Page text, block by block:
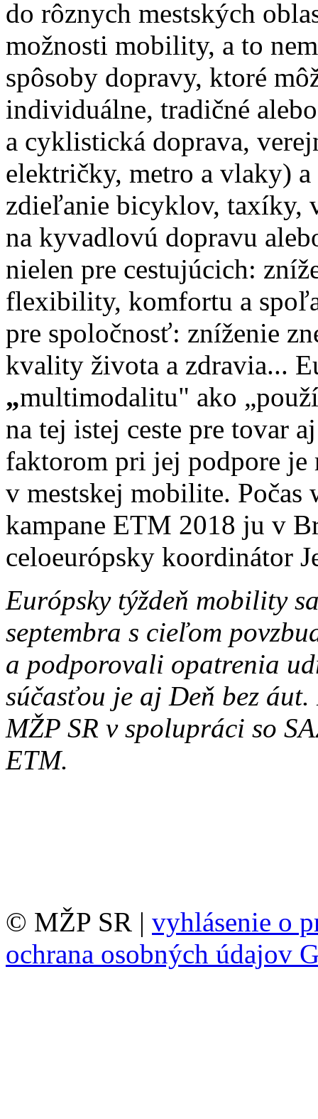
do rôznych mestských
možnosti mobility, a to
spôsoby dopravy, ktoré
individuálne, tradičné
a cyklistická doprava,
električky, metro a vlaky)
zdieľanie bicyklov, taxíky,
na kyvadlovú dopravu
nielen pre cestujúcich:
flexibility, komfortu a
pre spoločnosť: zníženie
kvality života a zdravia...
„multimodalitu" ako
na tej istej ceste pre tovar
faktorom pri jej podpore je
v mestskej mobilite. Počas
kampane ETM 2018 ju v
celoeurópsky koordinátor
Európsky týždeň mobility
septembra s cieľom
a podporovali opatrenia
súčasťou je aj Deň bez
MŽP SR v spolupráci so
ETM.
© MŽP SR | vyhlásenie o
ochrana osobných údajov